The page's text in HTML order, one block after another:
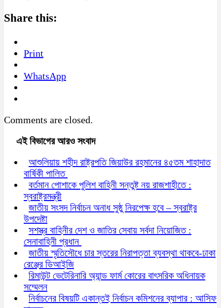
Share this:
Print
WhatsApp
Comments are closed.
এই বিভাগের আরও সংবাদ
আশুলিয়ায় শহীদ রাষ্ট্রপতি জিয়াউর রহমানের ৪৫তম শাহাদাত
বার্ষিকী পালিত
বর্তমান পোশাকে পুলিশ বাহিনী সন্তুষ্ট নয় রাজশাহীতে :
স্বরাষ্ট্রমন্ত্রী
জাতীয় সংসদ নির্বাচন অনাধ সুষ্ঠু নিরপেক্ষ হবে – স্বরাষ্ট্র
উপদেষ্টা
সশস্ত্র বাহিনীর দেশ ও জাতির সেবায় সর্বদা নিয়োজিত :
সেনাবাহিনী প্রধান
জাতীয় স্মৃতিসৌধে চার স্তরের নিরাপত্তা ব্যবস্থা থাকবে-ঢাকা
রেঞ্জের ডিআইজি
রিমাউন্ট ভেটেরিনারি অ্যান্ড ফার্ম কোরের বাৎসরিক অধিনায়ক
সম্মেলন
নির্বাচনের বিষয়টি একান্তই নির্বাচন কমিশনের ব্যাপার : আসিফ